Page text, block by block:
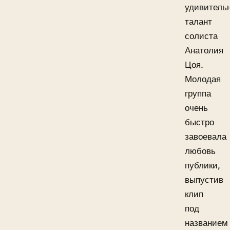
талант
солиста
Анатолия
Цоя.
Молодая
группа
очень
быстро
завоевала
любовь
публики,
выпустив
клип
под
названием